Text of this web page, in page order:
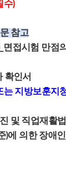
수)
참고
면접시험 만점의
확인서
지방보훈지
및 직업재활
)에 의한 장애